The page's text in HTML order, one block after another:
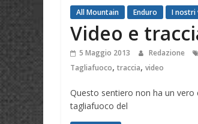
All Mountain Enduro I nostri
Video e
5 Maggio 2013 Redazione
Tagliafuoco, traccia, video
Questo sentiero non ha un
tagliafuoco del